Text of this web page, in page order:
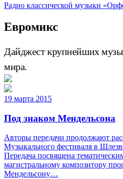
Радио классической музыки
Евромикс
Дайджест крупнейших
мира.
19 марта 2015
Под знаком Мендельсона
Авторы передачи продолжают
Музыкального фестиваля в
Передача посвящена
магистральному композитору
Мендельсону…